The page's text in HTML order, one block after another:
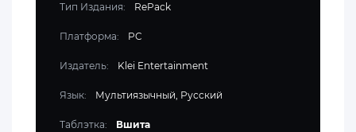
Тип Издания: RePack
Платформа: PC
Издатель: Klei Entertainment
Язык: Мультиязычный, Русский
Таблэтка: Вшита